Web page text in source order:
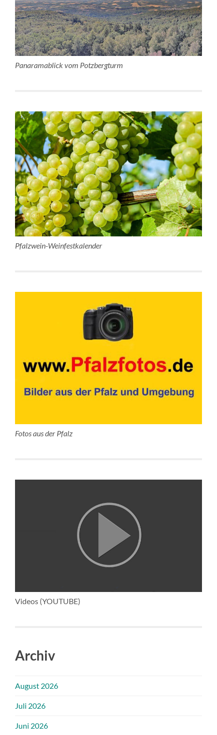
Panaramablick vom Potzbergturm
Pfalzwein-Weinfestkalender
Fotos aus der Pfalz
Videos (YOUTUBE)
Archiv
August 2026
Juli 2026
Juni 2026